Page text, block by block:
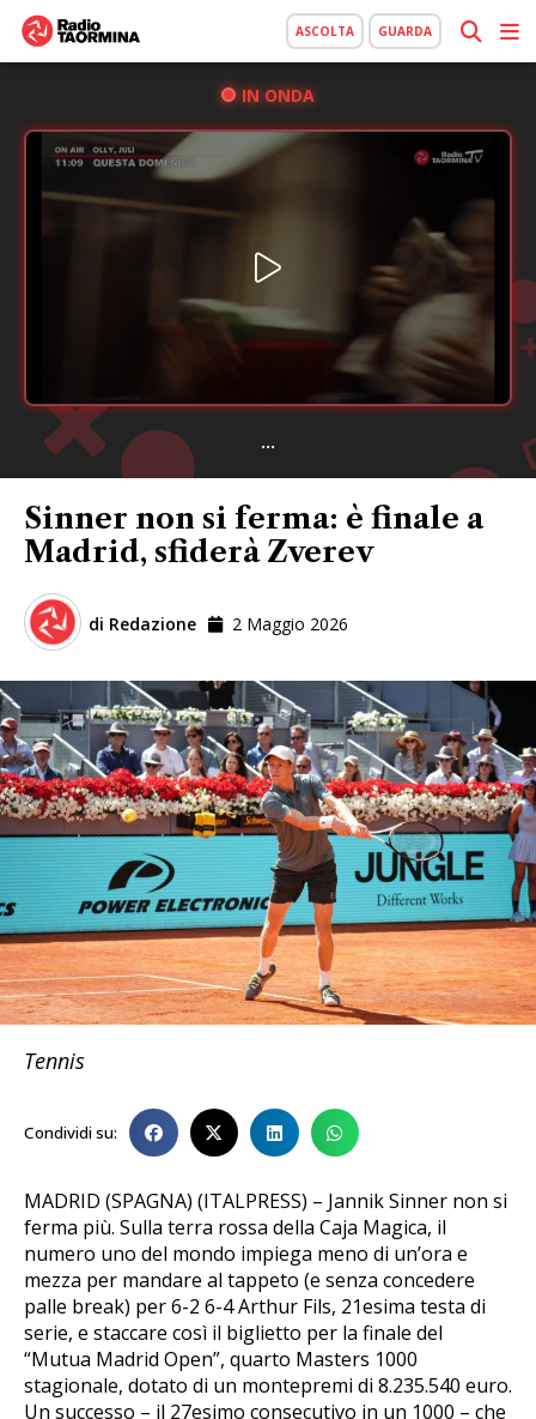
ASCOLTA GUARDA
IN ONDA
...
Sinner non si ferma: è finale a
Madrid, sfiderà Zverev
di Redazione 2 Maggio 2026
Tennis
Condividi su:
MADRID (SPAGNA) (ITALPRESS) – Jannik Sinner non si
ferma più. Sulla terra rossa della Caja Magica, il
numero uno del mondo impiega meno di un’ora e
mezza per mandare al tappeto (e senza concedere
palle break) per 6-2 6-4 Arthur Fils, 21esima testa di
serie, e staccare così il biglietto per la finale del
“Mutua Madrid Open”, quarto Masters 1000
stagionale, dotato di un montepremi di 8.235.540 euro.
Un successo – il 27esimo consecutivo in un 1000 – che